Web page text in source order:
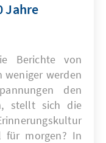
Jahre
Berichte von
weniger werden
den
stellt sich die
für morgen? In